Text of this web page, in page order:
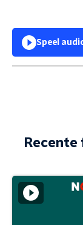
Speel